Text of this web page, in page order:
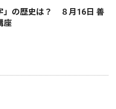
」の歴史は？ ８月16日 善
座